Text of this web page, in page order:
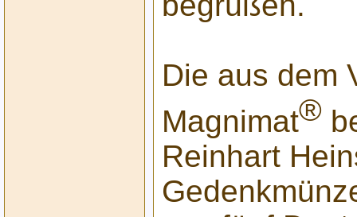
Die aus dem
Magnimat®
Reinhart